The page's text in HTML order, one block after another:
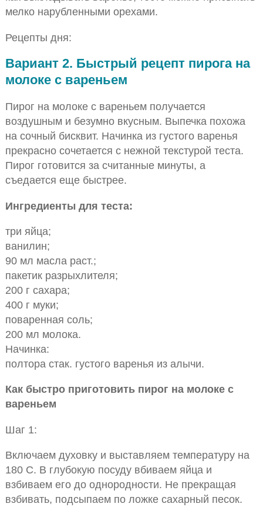
мелко нарубленными орехами.
Рецепты дня:
Вариант 2. Быстрый рецепт пирога на
молоке с вареньем
Пирог на молоке с вареньем получается
воздушным и безумно вкусным. Выпечка похожа
на сочный бисквит. Начинка из густого варенья
прекрасно сочетается с нежной текстурой теста.
Пирог готовится за считанные минуты, а
съедается еще быстрее.
Ингредиенты для теста:
три яйца;
ванилин;
90 мл масла раст.;
пакетик разрыхлителя;
200 г сахара;
400 г муки;
поваренная соль;
200 мл молока.
Начинка:
полтора стак. густого варенья из алычи.
Как быстро приготовить пирог на молоке с
вареньем
Шаг 1:
Включаем духовку и выставляем температуру на
180 С. В глубокую посуду вбиваем яйца и
взбиваем его до однородности. Не прекращая
взбивать, подсыпаем по ложке сахарный песок.